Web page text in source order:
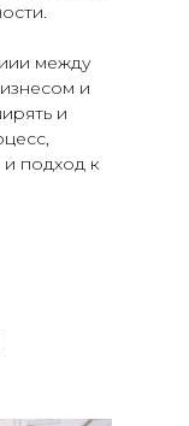
между
и
и
подход к